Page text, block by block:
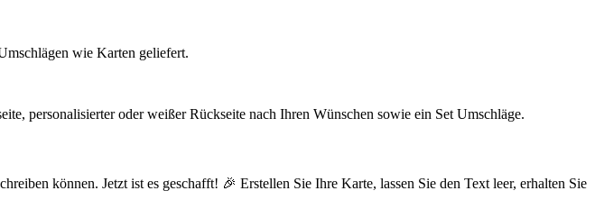
wie Karten geliefert.
personalisierter oder weißer Rückseite nach Ihren Wünschen sowie ein Set Umschläge.
können. Jetzt ist es geschafft! 🎉 Erstellen Sie Ihre Karte, lassen Sie den Text leer, erhalten Sie